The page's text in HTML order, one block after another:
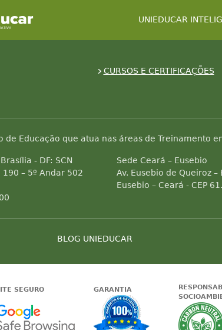
UNIEDUCAR
CURSOS E CERTIFICAÇÕES
de Educação que atua nas áreas de Treinamento
- DF: SCN
190 – 5º Andar 502
Sede Ceará – Eusebio
Av. Eusebio de Queiroz
Eusebio – Ceará - CEP
BLOG UNIEDUCAR
SEGURO
Google - Status do site no
GARANTIA
Garantia